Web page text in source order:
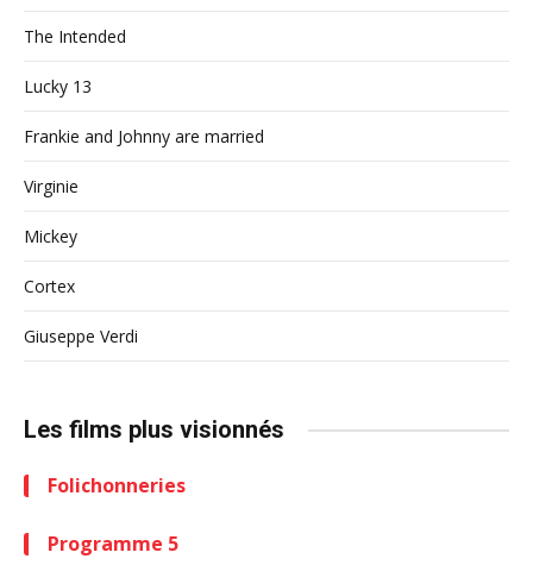
The Intended
Lucky 13
Frankie and Johnny are married
Virginie
Mickey
Cortex
Giuseppe Verdi
Les films plus visionnés
Folichonneries
Programme 5